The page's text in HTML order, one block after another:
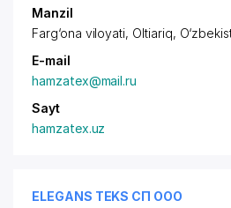
Manzil
Farg‘ona viloyati, Oltiariq,
E-mail
hamzatex@mail.ru
Sayt
hamzatex.uz
ELEGANS TEKS СП ООО